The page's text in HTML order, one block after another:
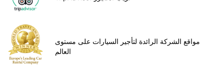
مواقع الشركة الرائدة لتأجير السيارات على مستوى
العالم